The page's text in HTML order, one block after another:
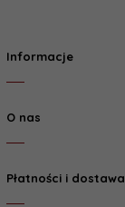
Informacje
O nas
Płatności i dostawa